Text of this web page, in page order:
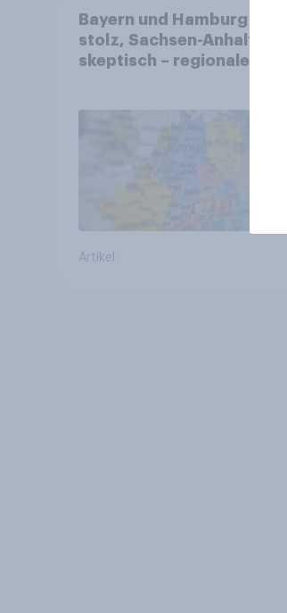
Bayern und Hamburg
stolz, Sachsen-Anhalt
skeptisch – regionale
Europa im Osten am
Artikel